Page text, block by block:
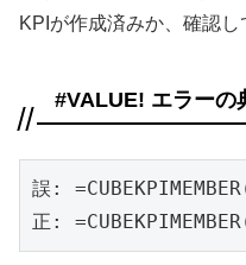
KPIが作成済みか、確認し
#VALUE! エラーの
誤:
正: